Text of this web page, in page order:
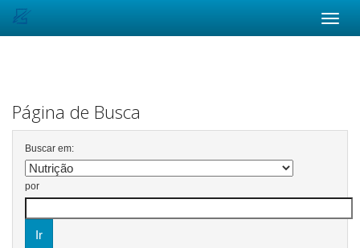
Página de Busca
Buscar em:
por